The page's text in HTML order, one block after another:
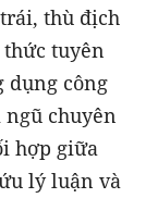
thù địch
tuyên
dụng công
chuyên
hợp giữa
lý luận và